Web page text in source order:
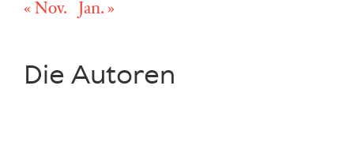
« Nov.
Jan. »
Die Autoren